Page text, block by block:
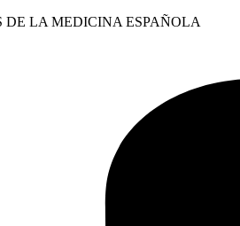
LA MEDICINA ESPAÑOLA